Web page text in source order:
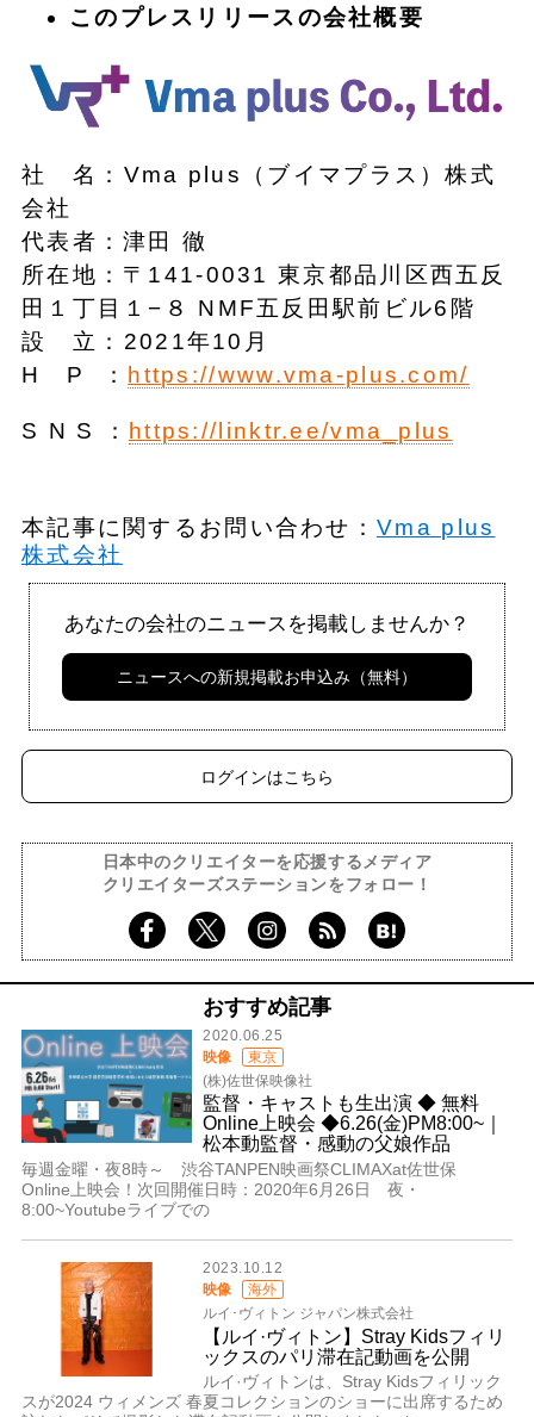
このプレスリリースの会社概要
社 名：Vma plus（ブイマプラス）株式
会社
代表者：津田 徹
所在地：〒141-0031 東京都品川区西五反
田１丁目１−８ NMF五反田駅前ビル6階
設 ⽴：2021年10⽉
H P ： https://www.vma-plus.com/
S N S ： https://linktr.ee/vma_plus
本記事に関するお問い合わせ：Vma plus
株式会社
あなたの会社のニュースを掲載しませんか？
ニュースへの新規掲載お申込み（無料）
ログインはこちら
日本中のクリエイターを応援するメディア
クリエイターズステーションをフォロー！
おすすめ記事
2020.06.25
映像
東京
(株)佐世保映像社
監督・キャストも生出演 ◆ 無料
Online上映会 ◆6.26(金)PM8:00~｜
松本動監督・感動の父娘作品
毎週金曜・夜8時～ 渋谷TANPEN映画祭CLIMAXat佐世保
Online上映会！次回開催日時：2020年6月26日 夜・
8:00~Youtubeライブでの
2023.10.12
映像
海外
ルイ･ヴィトン ジャパン株式会社
【ルイ·ヴィトン】Stray Kidsフィリ
ックスのパリ滞在記動画を公開
ルイ·ヴィトンは、Stray Kidsフィリック
スが2024 ウィメンズ 春夏コレクションのショーに出席するため